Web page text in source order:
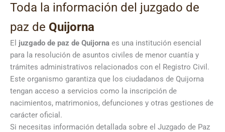
Toda la información del juzgado de
paz de Quijorna
El juzgado de paz de Quijorna es una institución esencial
para la resolución de asuntos civiles de menor cuantía y
trámites administrativos relacionados con el Registro Civil.
Este organismo garantiza que los ciudadanos de Quijorna
tengan acceso a servicios como la inscripción de
nacimientos, matrimonios, defunciones y otras gestiones de
carácter oficial.
Si necesitas información detallada sobre el Juzgado de Paz